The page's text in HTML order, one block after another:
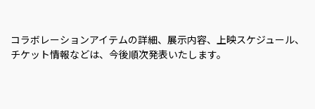
コラボレーションアイテムの詳細、展示内容、上映スケジュール、
チケット情報などは、今後順次発表いたします。